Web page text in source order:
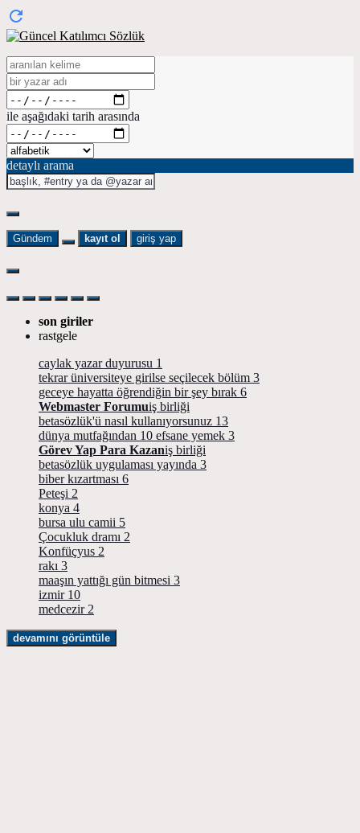
ile aşağıdaki tarih arasında
detaylı arama
Gündem kayıt ol giriş yap
son giriler
rastgele
caylak yazar duyurusu 1
tekrar üniversiteye girilse seçilecek bölüm 3
geceye hayatta öğrendiğin bir şey bırak 6
Webmaster Forumuiş birliği
betasözlük'ü nasıl kullanıyorsunuz 13
dünya mutfağından 10 efsane yemek 3
Görev Yap Para Kazaniş birliği
betasözlük uygulaması yayında 3
biber kızartması 6
Peteşi 2
konya 4
bursa ulu camii 5
Çocukluk dramı 2
Konfüçyus 2
rakı 3
maaşın yattığı gün bitmesi 3
izmir 10
medcezir 2
devamını görüntüle